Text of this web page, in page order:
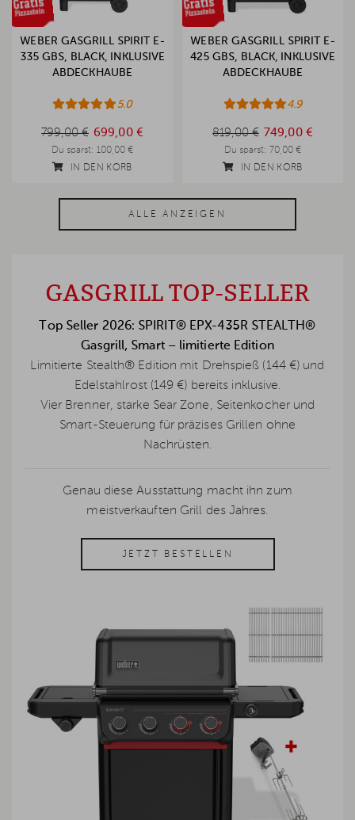
WEBER GASGRILL SPIRIT E-
335 GBS, BLACK, INKLUSIVE
ABDECKHAUBE
5.0
799,00 € 699,00 €
Du sparst: 100,00 €
IN DEN KORB
WEBER GASGRILL SPIRIT E-
425 GBS, BLACK, INKLUSIVE
ABDECKHAUBE
4.9
819,00 € 749,00 €
Du sparst: 70,00 €
IN DEN KORB
ALLE ANZEIGEN
GASGRILL TOP-SELLER
Top Seller 2026: SPIRIT® EPX-435R STEALTH®
Gasgrill, Smart – limitierte Edition
Limitierte Stealth® Edition mit Drehspieß (144 €) und
Edelstahlrost (149 €) bereits inklusive.
Vier Brenner, starke Sear Zone, Seitenkocher und
Smart-Steuerung für präzises Grillen ohne
Nachrüsten.
Genau diese Ausstattung macht ihn zum
meistverkauften Grill des Jahres.
JETZT BESTELLEN